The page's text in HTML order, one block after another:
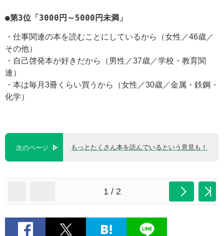
●第3位「3000円～5000円未満」
・仕事関連の本を読むことにしているから（女性／46歳／
その他）
・自己啓発本が好きだから（男性／37歳／学校・教育関
連）
・本は毎月3冊くらい買うから（女性／30歳／金属・鉄鋼・
化学）
次のページ もっとたくさん本を読んでいるという意見も！
1 / 2